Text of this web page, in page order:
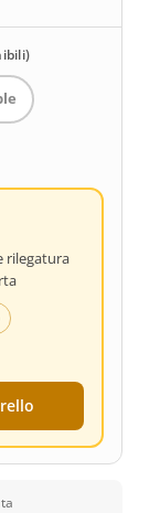
rilegatura